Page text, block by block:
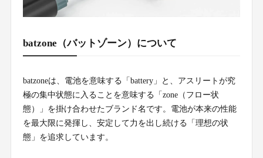
batzone（バットゾーン）について
batzoneは、電池を意味する「battery」と、アスリートが究
極の集中状態に入ることを意味する「zone（フロー状
態）」を掛け合わせたブランド名です。電池が本来の性能
を最大限に発揮し、安定して力を出し続ける「理想の状
態」を追求しています。